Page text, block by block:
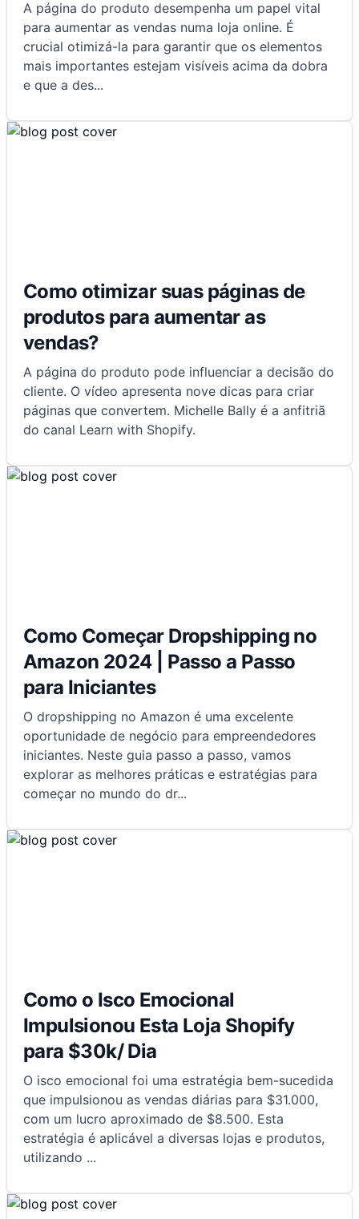
A página do produto desempenha um papel vital
para aumentar as vendas numa loja online. É
crucial otimizá-la para garantir que os elementos
mais importantes estejam visíveis acima da dobra
e que a des...
Como otimizar suas páginas de
produtos para aumentar as
vendas?
A página do produto pode influenciar a decisão do
cliente. O vídeo apresenta nove dicas para criar
páginas que convertem. Michelle Bally é a anfitriã
do canal Learn with Shopify.
Como Começar Dropshipping no
Amazon 2024 | Passo a Passo
para Iniciantes
O dropshipping no Amazon é uma excelente
oportunidade de negócio para empreendedores
iniciantes. Neste guia passo a passo, vamos
explorar as melhores práticas e estratégias para
começar no mundo do dr...
Como o Isco Emocional
Impulsionou Esta Loja Shopify
para $30k/ Dia
O isco emocional foi uma estratégia bem-sucedida
que impulsionou as vendas diárias para $31.000,
com um lucro aproximado de $8.500. Esta
estratégia é aplicável a diversas lojas e produtos,
utilizando ...